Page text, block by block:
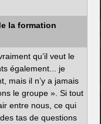
la formation
qu’il veut le
également... je
mais il n’y a jamais
le groupe ». Si tout
entre nous, ce qui
tas de questions